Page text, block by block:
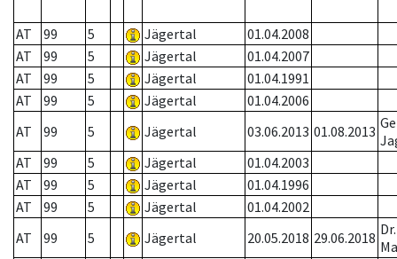
AT 99 5 Jägertal
01.04.2008
AT
99 5 Jägertal
01.04.2007
AT
99 5 Jägertal
01.04.1991
AT
99 5 Jägertal
01.04.2006
AT
99 5 Jägertal 03.06.2013 01.08.2013
AT
99 5 Jägertal
01.04.2003
AT
99 5 Jägertal
01.04.1996
AT
99 5 Jägertal
01.04.2002
AT
99 5 Jägertal 20.05.2018 29.06.2018